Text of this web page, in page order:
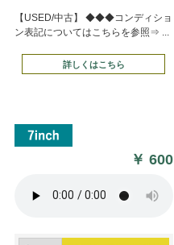
【USED/中古】 ◆◆◆コンディショ
ン表記についてはこちらを参照⇒ ...
詳しくはこちら
￥600